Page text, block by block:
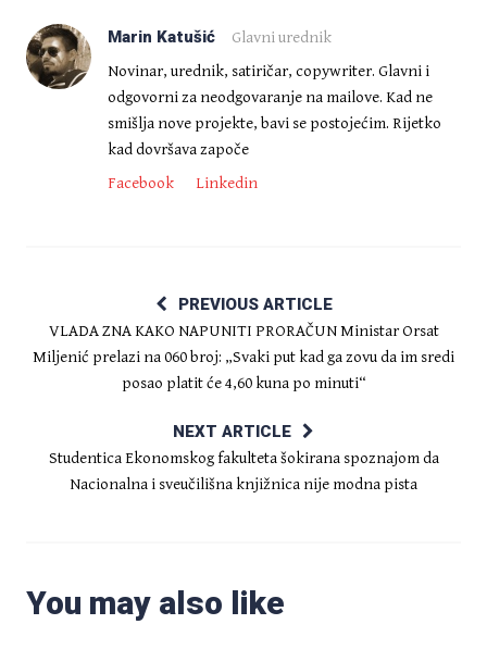
Marin Katušić
Glavni urednik
Novinar, urednik, satiričar, copywriter. Glavni i
odgovorni za neodgovaranje na mailove. Kad ne
smišlja nove projekte, bavi se postojećim. Rijetko
kad dovršava započe
Facebook
Linkedin
PREVIOUS ARTICLE
VLADA ZNA KAKO NAPUNITI PRORAČUN Ministar Orsat
Miljenić prelazi na 060 broj: „Svaki put kad ga zovu da im sredi
posao platit će 4,60 kuna po minuti“
NEXT ARTICLE
Studentica Ekonomskog fakulteta šokirana spoznajom da
Nacionalna i sveučilišna knjižnica nije modna pista
You may also like